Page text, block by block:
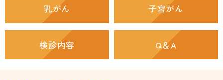
入会について
シリーズ「在宅医療」
在宅医療・介護・認知症サポートセンター
役員紹介
医師会会務分担
特定健康診査等
各種がん検診等
乳がん 子宮がん
検診内容 Q＆A